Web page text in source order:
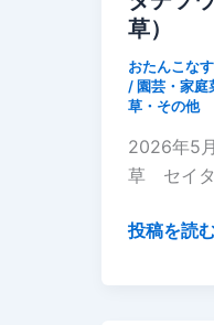
草）
おたんこな
/ 園芸・家
草・その他
2026年5
草 セイ
2026
投稿を読